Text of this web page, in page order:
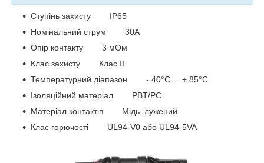
Ступінь захисту IP65
Номінальний струм 30А
Опір контакту 3 мОм
Клас захисту Клас II
Температурний діапазон - 40°C ... + 85°C
Ізоляційний матеріал PBT/PC
Матеріал контактів Мідь, лужений
Клас горючості UL94-V0 або UL94-5VA